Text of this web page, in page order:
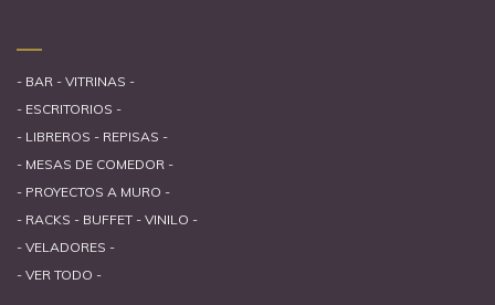
- BAR - VITRINAS -
- ESCRITORIOS -
- LIBREROS - REPISAS -
- MESAS DE COMEDOR -
- PROYECTOS A MURO -
- RACKS - BUFFET - VINILO -
- VELADORES -
- VER TODO -